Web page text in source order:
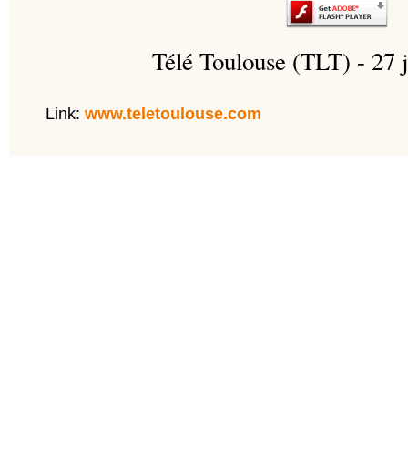
Télé Toulouse (TLT) - 27
Link: www.teletoulouse.com